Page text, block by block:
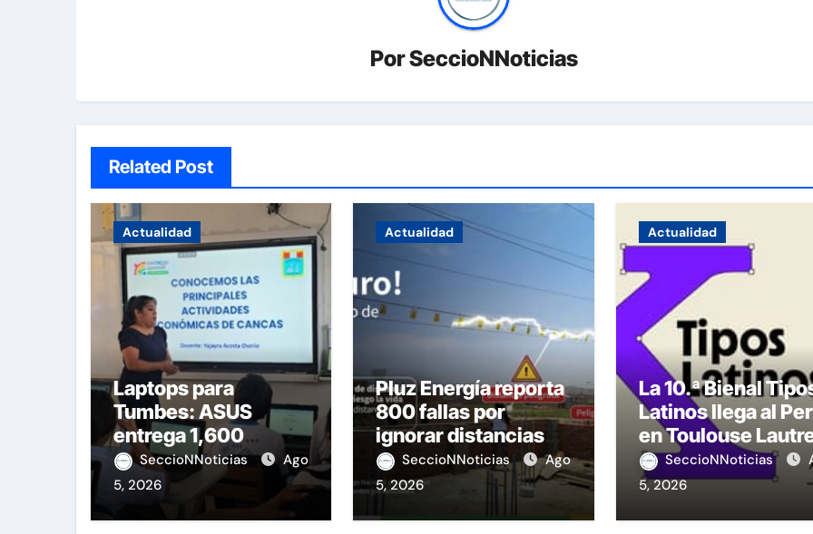
PorSeccioNNoticias
Related Post
Actualidad
Laptops para
Tumbes: ASUS
entrega 1,600
equipos educativos
SeccioNNoticias
Ago
5, 2026
Actualidad
Pluz Energía reporta
800 fallas por
ignorar distancias
de seguridad
SeccioNNoticias
Ago
5, 2026
Actualidad
La 10.ª Bienal
Latinos llega al
en Toulouse
SeccioNNoticias
5, 2026